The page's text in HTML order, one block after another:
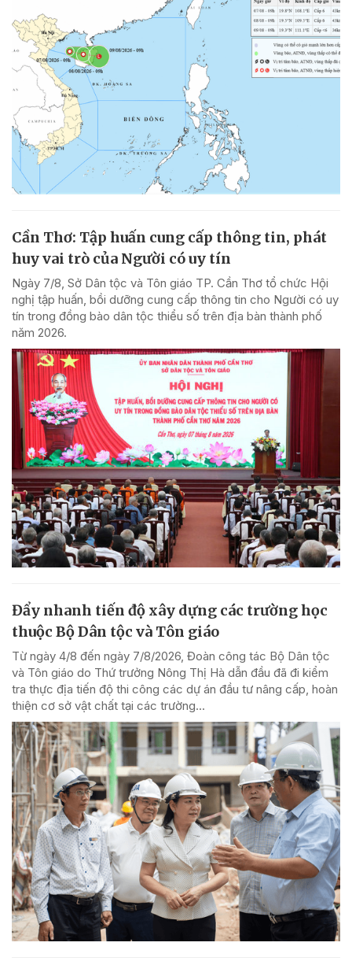
Cần Thơ: Tập huấn cung cấp thông tin, phát
huy vai trò của Người có uy tín
Ngày 7/8, Sở Dân tộc và Tôn giáo TP. Cần Thơ tổ chức Hội
nghị tập huấn, bồi dưỡng cung cấp thông tin cho Người có uy
tín trong đồng bào dân tộc thiểu số trên địa bàn thành phố
năm 2026.
Đẩy nhanh tiến độ xây dựng các trường học
thuộc Bộ Dân tộc và Tôn giáo
Từ ngày 4/8 đến ngày 7/8/2026, Đoàn công tác Bộ Dân tộc
và Tôn giáo do Thứ trưởng Nông Thị Hà dẫn đầu đã đi kiểm
tra thực địa tiến độ thi công các dự án đầu tư nâng cấp, hoàn
thiện cơ sở vật chất tại các trường...